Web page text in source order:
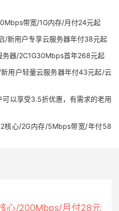
带宽/1G内存/月付24元起
/新用户专享云服务器年付38元起
务器/2C1G30Mbps首年268元起
用户轻量云服务器年付43元起/云
以享受3.5折优惠，有需求的老用
核心/2G内存/5Mbps带宽/年付58
心/200Mbps/月付28元